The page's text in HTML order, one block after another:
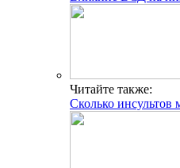
Читайте также:
Сколько инсультов